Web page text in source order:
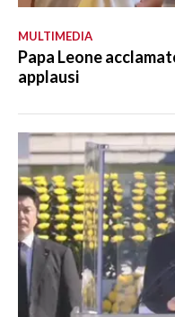
MULTIMEDIA
Papa Leone
applausi